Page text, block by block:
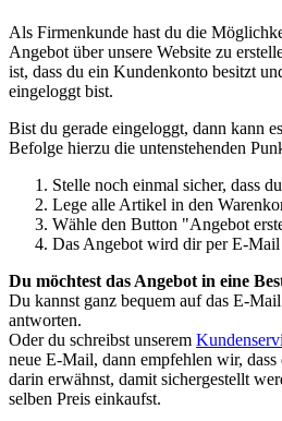
Als Firmenkunde hast du die
Angebot über unsere Website zu
ist, dass du ein Kundenkonto besitzt
eingeloggt bist.
Bist du gerade eingeloggt, dann kann
Befolge hierzu die untenstehenden
Stelle noch einmal sicher, dass
Lege alle Artikel in den
Wähle den Button "Angebot
Das Angebot wird dir per E-Mail
Du möchtest das Angebot in eine
Du kannst ganz bequem auf das E-
antworten.
Oder du schreibst unserem
neue E-Mail, dann empfehlen wir,
darin erwähnst, damit sichergestellt
selben Preis einkaufst.